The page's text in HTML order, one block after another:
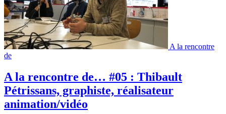
A la rencontre
de
A la rencontre de… #05 : Thibault
Pétrissans, graphiste, réalisateur
animation/vidéo